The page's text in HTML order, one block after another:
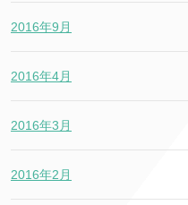
2016年9月
2016年4月
2016年3月
2016年2月